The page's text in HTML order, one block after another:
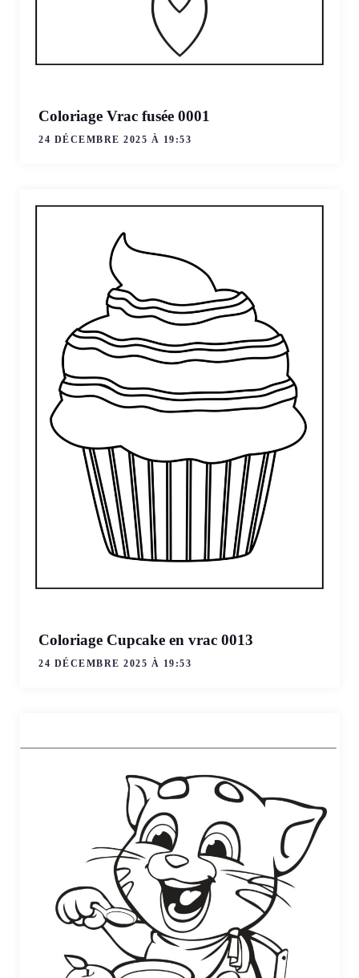
Coloriage Vrac fusée 0001
24 DÉCEMBRE 2025 À 19:53
Coloriage Cupcake en vrac 0013
24 DÉCEMBRE 2025 À 19:53